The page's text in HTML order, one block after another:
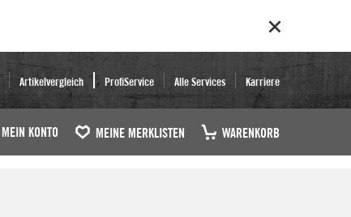
Artikelvergleich ProfiService Alle Services Karriere
MEIN KONTO MEINE MERKLISTEN WARENKORB